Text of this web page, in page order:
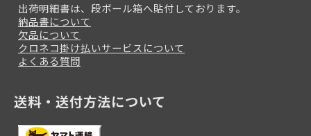
出荷明細書は、段ボール箱へ貼付しております。
納品書について
欠品について
クロネコ掛け払いサービスについて
よくある質問
送料・送付方法について